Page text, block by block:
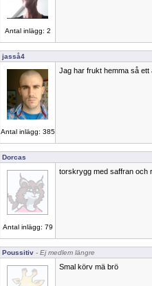
Antal inlägg: 2
jasså4
Antal inlägg: 385
Jag har frukt hemma så ett
Dorcas
Antal inlägg: 79
torskrygg med saffran och
Poussitiv - Ej medlem längre
Smal körv mä brö